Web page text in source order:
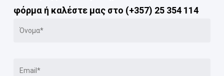
φόρμα ή καλέστε μας στο (+357) 25 354 114